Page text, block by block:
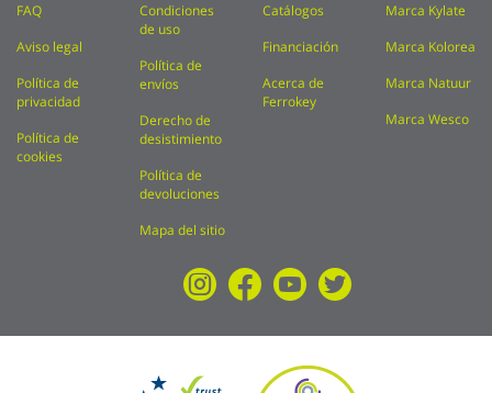
FAQ
Aviso legal
Política de
privacidad
Política de
cookies
Condiciones
de uso
Política de
envíos
Derecho de
desistimiento
Política de
devoluciones
Mapa del sitio
Catálogos
Financiación
Acerca de
Ferrokey
Marca Kylate
Marca Kolorea
Marca Natuur
Marca Wesco